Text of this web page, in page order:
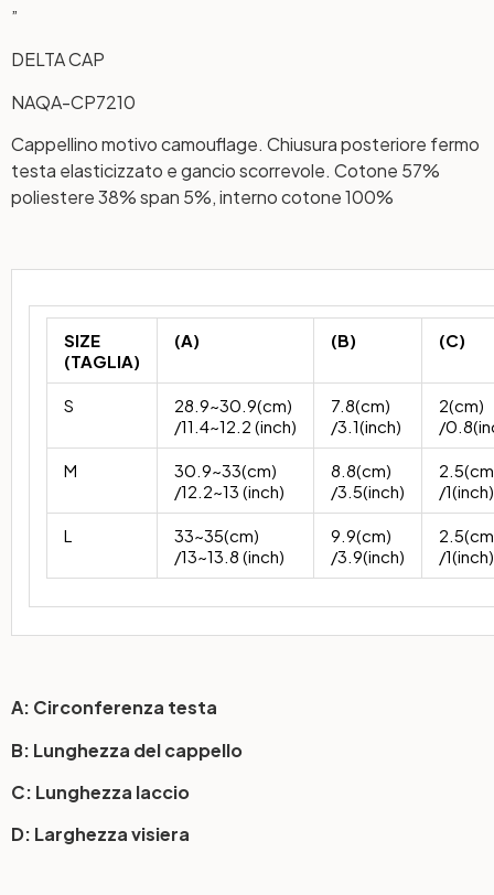
”
DELTA CAP
NAQA-CP7210
Cappellino motivo camouflage. Chiusura posteriore fermo
testa elasticizzato e gancio scorrevole. Cotone 57%
poliestere 38% span 5%, interno cotone 100%
SIZE
(TAGLIA)
(A) (B) (C)
S
28.9~30.9(cm)
/11.4~12.2 (inch)
7.8(cm)
/3.1(inch)
2(cm)
/
M
30.9~33(cm)
/12.2~13 (inch)
8.8(cm)
/3.5(inch)
/1(inch)
L
33~35(cm)
/13~13.8 (inch)
9.9(cm)
/3.9(inch)
/1(inch)
A: Circonferenza testa
B: Lunghezza del cappello
C: Lunghezza laccio
D: Larghezza visiera